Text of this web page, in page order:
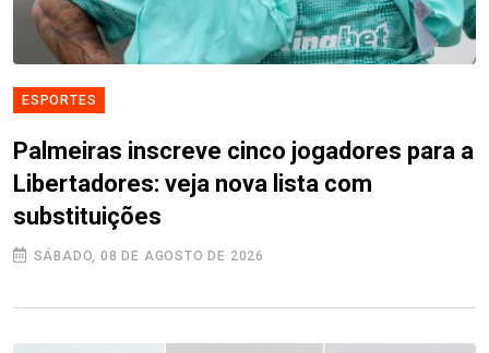
ESPORTES
Palmeiras inscreve cinco jogadores para a
Libertadores: veja nova lista com
substituições
SÁBADO, 08 DE AGOSTO DE 2026